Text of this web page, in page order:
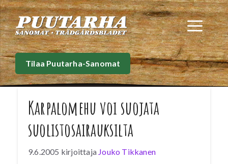
Siirry
sisältöön
Tilaa Puutarha-Sanomat
Karpalomehu voi suojata
suolistosairauksilta
9.6.2005 kirjoittaja Jouko Tikkanen